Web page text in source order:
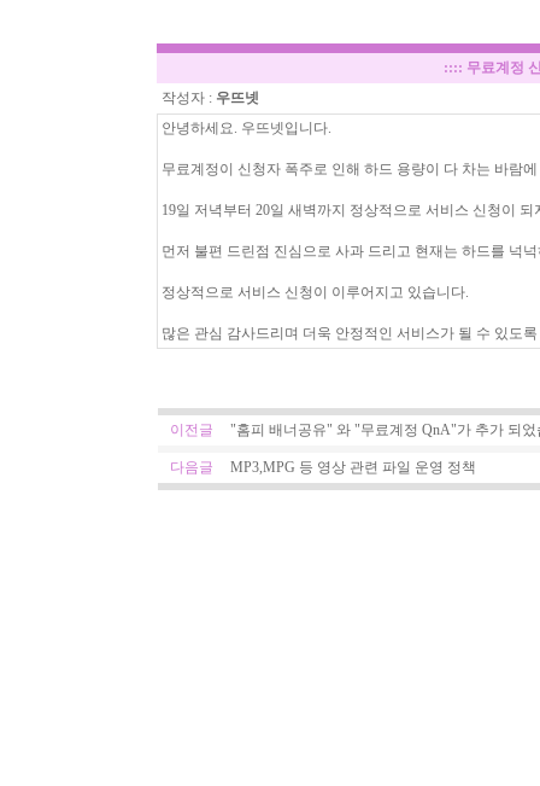
:::: 무료계정
작성자 : 우뜨넷
안녕하세요. 우뜨넷입니다.
무료계정이 신청자 폭주로 인해 하드 용량이 다 차는 바람에
19일 저녁부터 20일 새벽까지 정상적으로 서비스 신청이 되
먼저 불편 드린점 진심으로 사과 드리고 현재는 하드를 넉
정상적으로 서비스 신청이 이루어지고 있습니다.
많은 관심 감사드리며 더욱 안정적인 서비스가 될 수 있도
이전글 "홈피 배너공유" 와 "무료계정 QnA"가 추가 되었
다음글 MP3,MPG 등 영상 관련 파일 운영 정책